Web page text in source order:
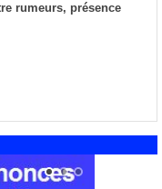
rumeurs, présence